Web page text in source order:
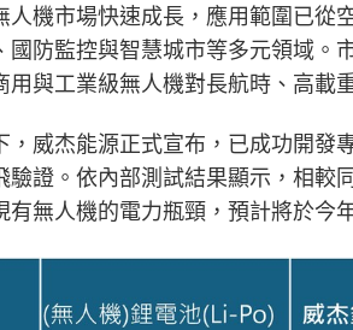
人機市場快速成長，應用範圍已從
國防監控與智慧城市等多元領域。
用與工業級無人機對長航時、高載
，威杰能源正式宣布，已成功開發
驗證。依內部測試結果顯示，相較
有無人機的電力瓶頸，預計將於今